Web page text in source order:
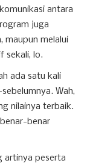
antara
juga
maupun melalui
sekali, lo.
ada satu kali
Wah,
nilainya terbaik.
benar
artinya peserta